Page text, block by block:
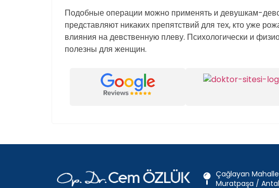
Подобные операции можно применять и девушкам-
представляют никаких препятствий для тех, кто уже
влияния на девственную плеву. Психологически и
полезны для женщин.
Çağlayan
Muratpaşa /